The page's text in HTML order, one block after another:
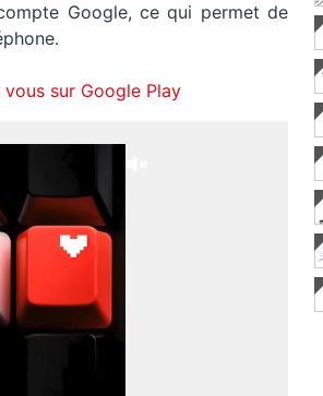
Google, ce qui permet de
sur Google Play